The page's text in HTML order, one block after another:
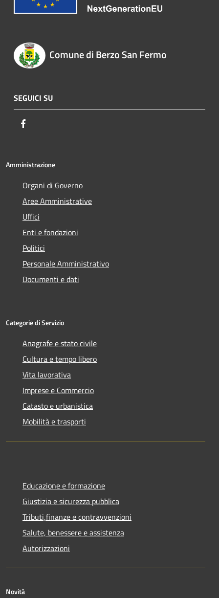
Comune di Berzo San Fermo
SEGUICI SU
Amministrazione
Organi di Governo
Aree Amministrative
Uffici
Enti e fondazioni
Politici
Personale Amministrativo
Documenti e dati
Categorie di Servizio
Anagrafe e stato civile
Cultura e tempo libero
Vita lavorativa
Imprese e Commercio
Catasto e urbanistica
Mobilità e trasporti
Educazione e formazione
Giustizia e sicurezza pubblica
Tributi,finanze e contravvenzioni
Salute, benessere e assistenza
Autorizzazioni
Novità